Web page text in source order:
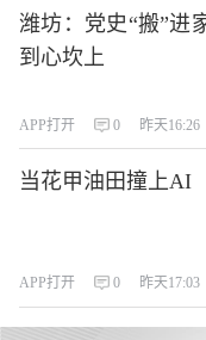
潍坊：党史“搬”进
到心坎上
APP打开 0 昨天16:26
当花甲油田撞上AI
APP打开 0 昨天17:03